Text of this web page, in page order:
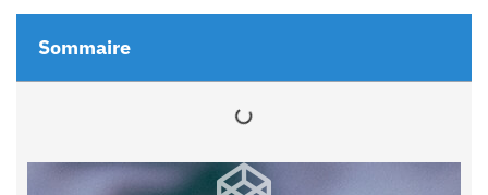
Sommaire